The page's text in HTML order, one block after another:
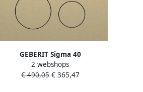
GEBERIT Sigma 40
bedieningspaneel DF
frontbediend square messing
2 webshops
€ 490,05€ 365,47